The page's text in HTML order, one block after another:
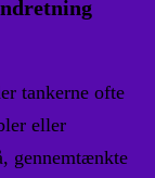
tankerne ofte
eller
gennemtænkte